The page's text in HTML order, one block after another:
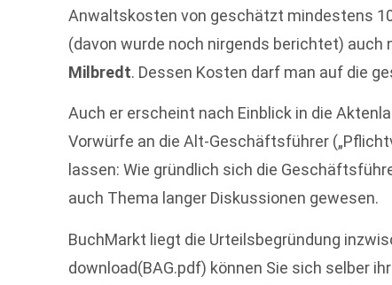
Anwaltskosten von geschätzt mindestens
(davon wurde noch nirgends berichtet) auch
Milbredt. Dessen Kosten darf man auf die
Auch er erscheint nach Einblick in die
Vorwürfe an die Alt-Geschäftsführer
lassen: Wie gründlich sich die
auch Thema langer Diskussionen gewesen.
BuchMarkt liegt die Urteilsbegründung
download(BAG.pdf) können Sie sich selber